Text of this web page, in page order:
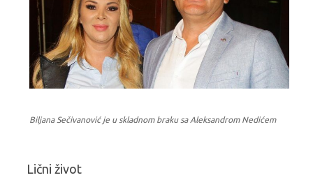
Biljana Sečivanović je u skladnom braku sa Aleksandrom Nedićem
Lični život